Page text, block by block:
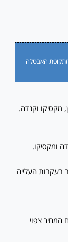
האבטלה
מקסיקו וקנדה.
ומקסיקו.
העלייה
המחיר צפוי